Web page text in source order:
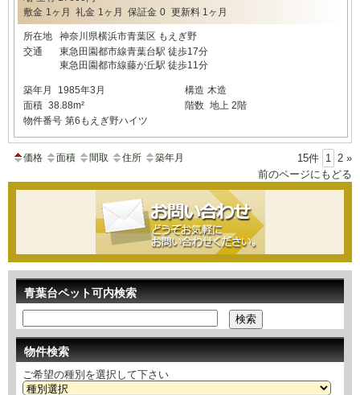
敷金 1ヶ月 礼金 1ヶ月 保証金 0 更新料 1ヶ月
所在地
神奈川県横浜市青葉区 もえぎ野
交通
東急田園都市線青葉台駅 徒歩17分
東急田園都市線藤が丘駅 徒歩11分
築年月 1985年3月 構造 木造
面積 38.88m² 階数 地上 2階
物件番号 第6もえぎ野ハイツ
価格 面積 間取 住所 築年月 15件 1 2 »
前のページにもどる
青葉台ペット可内検索
物件検索
ご希望の種別を選択して下さい